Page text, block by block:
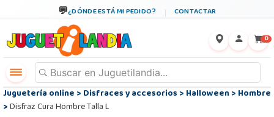
¿DÓNDE ESTÁ MI PEDIDO? CONTACTAR
0
Juguetería online>Disfraces y accesorios>Halloween>Hombre
>Disfraz Cura Hombre Talla L